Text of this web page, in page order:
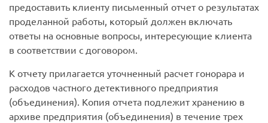
предоставить клиенту письменный отчет о результатах
проделанной работы, который должен включать
ответы на основные вопросы, интересующие клиента
в соответствии с договором.
К отчету прилагается уточненный расчет гонорара и
расходов частного детективного предприятия
(объединения). Копия отчета подлежит хранению в
архиве предприятия (объединения) в течение трех